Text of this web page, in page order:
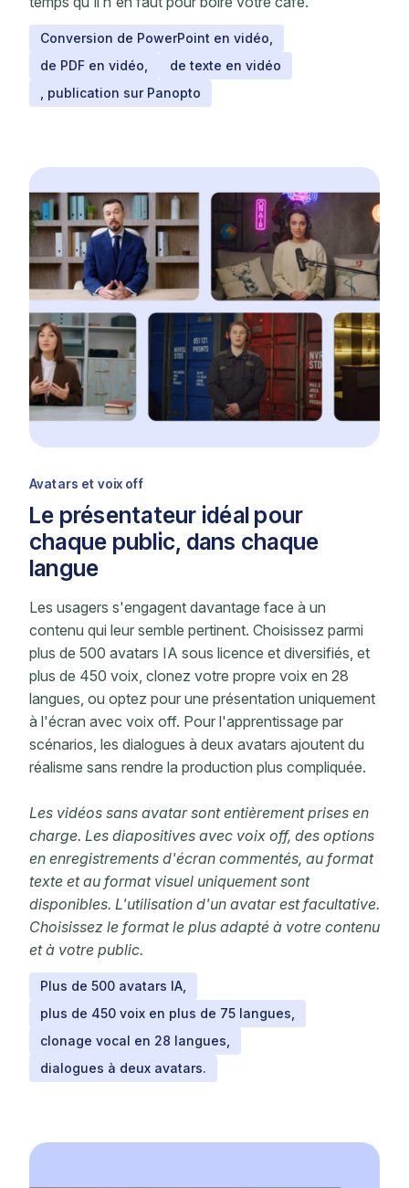
Conversion de PowerPoint en vidéo,
de PDF en vidéo,
de texte en vidéo
, publication sur Panopto
Avatars et voix off
Le présentateur idéal pour
chaque public, dans chaque
langue
Les usagers s'engagent davantage face à un
contenu qui leur semble pertinent. Choisissez parmi
plus de 500 avatars IA sous licence et diversifiés, et
plus de 450 voix, clonez votre propre voix en 28
langues, ou optez pour une présentation uniquement
à l'écran avec voix off. Pour l'apprentissage par
scénarios, les dialogues à deux avatars ajoutent du
réalisme sans rendre la production plus compliquée.
Les vidéos sans avatar sont entièrement prises en
charge. Les diapositives avec voix off, des options
en enregistrements d'écran commentés, au format
texte et au format visuel uniquement sont
disponibles. L'utilisation d'un avatar est facultative.
Choisissez le format le plus adapté à votre contenu
et à votre public.
Plus de 500 avatars IA,
plus de 450 voix en plus de 75 langues,
clonage vocal en 28 langues,
dialogues à deux avatars.